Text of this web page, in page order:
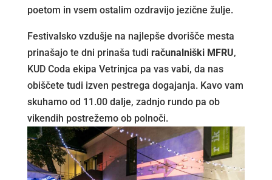
poetom in vsem ostalim ozdravijo jezične žulje.
Festivalsko vzdušje na najlepše dvorišče mesta
prinašajo te dni prinaša tudi računalniški MFRU,
KUD Coda ekipa Vetrinjca pa vas vabi, da nas
obiščete tudi izven pestrega dogajanja. Kavo vam
skuhamo od 11.00 dalje, zadnjo rundo pa ob
vikendih postrežemo ob polnoči.